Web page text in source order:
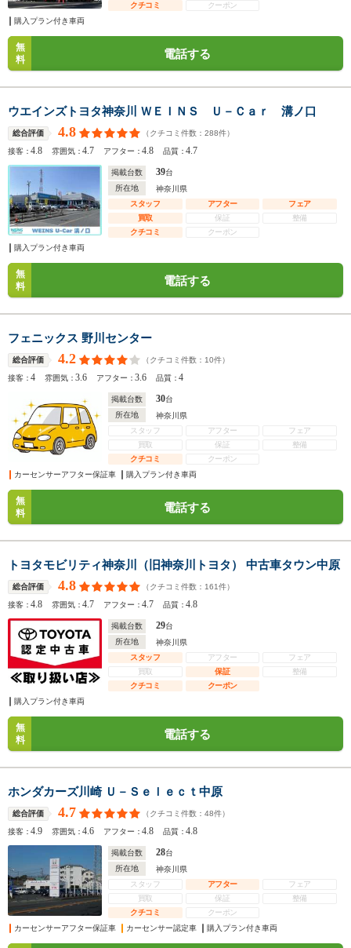
クチコミ
クーポン
購入プラン付き車両
無
料
電話する
ウエインズトヨタ神奈川 ＷＥＩＮＳ Ｕ－Ｃａｒ 溝ノ口
総合評価 4.8 （クチコミ件数： 288件）
接客：4.8 雰囲気：4.7 アフター：4.8 品質：4.7
掲載台数 39台
所在地
神奈川県
スタッフ
アフター
フェア
買取
保証
整備
クチコミ
クーポン
購入プラン付き車両
無
料
電話する
フェニックス 野川センター
総合評価 4.2 （クチコミ件数： 10件）
接客：4 雰囲気：3.6 アフター：3.6 品質：4
掲載台数 30台
所在地
神奈川県
スタッフ
アフター
フェア
買取
保証
整備
クチコミ
クーポン
カーセンサーアフター保証車
購入プラン付き車両
無
料
電話する
トヨタモビリティ神奈川（旧神奈川トヨタ） 中古車タウン中原
総合評価 4.8 （クチコミ件数： 161件）
接客：4.8 雰囲気：4.7 アフター：4.7 品質：4.8
掲載台数 29台
所在地
神奈川県
スタッフ
アフター
フェア
買取
保証
整備
クチコミ
クーポン
購入プラン付き車両
無
料
電話する
ホンダカーズ川崎 Ｕ－Ｓｅｌｅｃｔ中原
総合評価 4.7 （クチコミ件数： 48件）
接客：4.9 雰囲気：4.6 アフター：4.8 品質：4.8
掲載台数 28台
所在地
神奈川県
スタッフ
アフター
フェア
買取
保証
整備
クチコミ
クーポン
カーセンサーアフター保証車
カーセンサー認定車 購入プラン付き車両